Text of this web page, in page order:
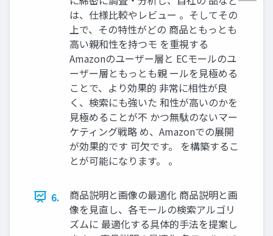
は、仕様比較やレビュー 。そしてその
上で、その特性がどの 商品ともっとも
高い親和性を持つモ を重視する
Amazonのユーザー層と ECモールのユ
ーザー層ともっとも親 ールを見極める
ことで、より効果的 非常に相性が良
く、検索にも強いた 和性が高いのかを
見極めることが不 かつ無駄のないマー
ケティング戦略 め、Amazonでの展開
が効果的です 可欠です。 を構築するこ
とが可能になります。 。
6.
商品説明と画像の最適化 商品説明と画
像を見直し、各モールの検索アルゴリ
ズムに 最適化する具体的手法を提案し